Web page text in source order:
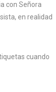
con Señora
en realidad
cuando